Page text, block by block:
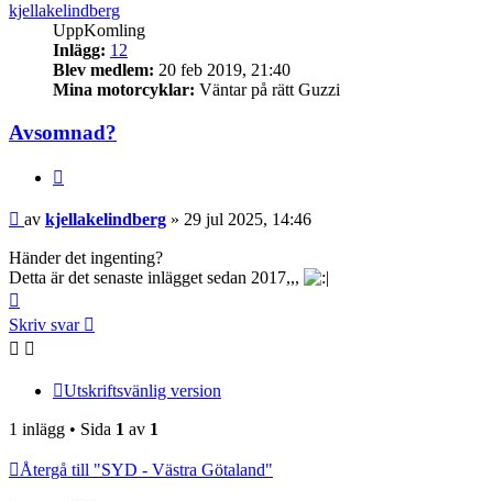
kjellakelindberg
UppKomling
Inlägg: 12
Blev medlem: 20 feb 2019, 21:40
Mina motorcyklar: Väntar på rätt Guzzi
Avsomnad?
Inlägg
av kjellakelindberg » 29 jul 2025, 14:46
Händer det ingenting?
Detta är det senaste inlägget sedan 2017,,,
Skriv svar
Utskriftsvänlig version
1 inlägg • Sida 1 av 1
Återgå till "SYD - Västra Götaland"